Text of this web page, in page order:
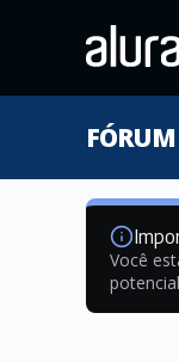
FÓRUM
Você